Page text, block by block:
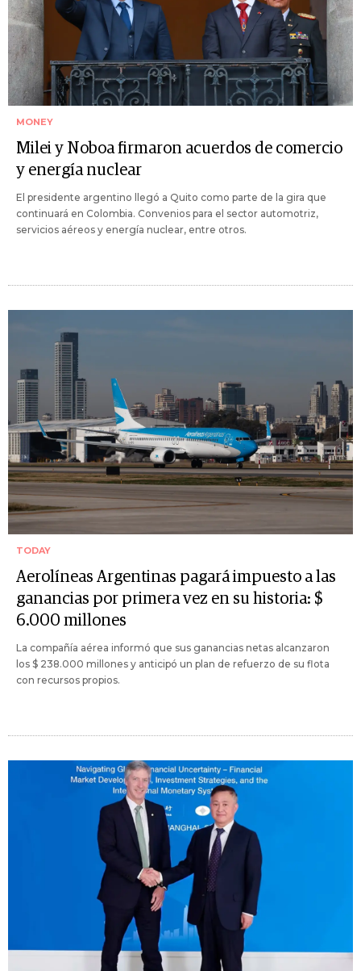
MONEY
Milei y Noboa firmaron acuerdos de comercio
y energía nuclear
El presidente argentino llegó a Quito como parte de la gira que
continuará en Colombia. Convenios para el sector automotriz,
servicios aéreos y energía nuclear, entre otros.
TODAY
Aerolíneas Argentinas pagará impuesto a las
ganancias por primera vez en su historia: $
6.000 millones
La compañía aérea informó que sus ganancias netas alcanzaron
los $ 238.000 millones y anticipó un plan de refuerzo de su flota
con recursos propios.